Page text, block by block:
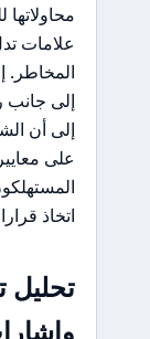
محاولاتها
علامات
المخاطر.
إلى جانب
إلى أن
على
اتخاذ
تحليل